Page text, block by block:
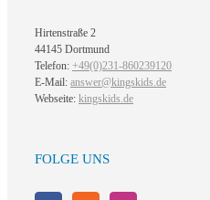
Hirtenstraße 2
44145 Dortmund
Telefon: +49(0)231-860239120
E-Mail: answer@kingskids.de
Webseite: kingskids.de
FOLGE UNS